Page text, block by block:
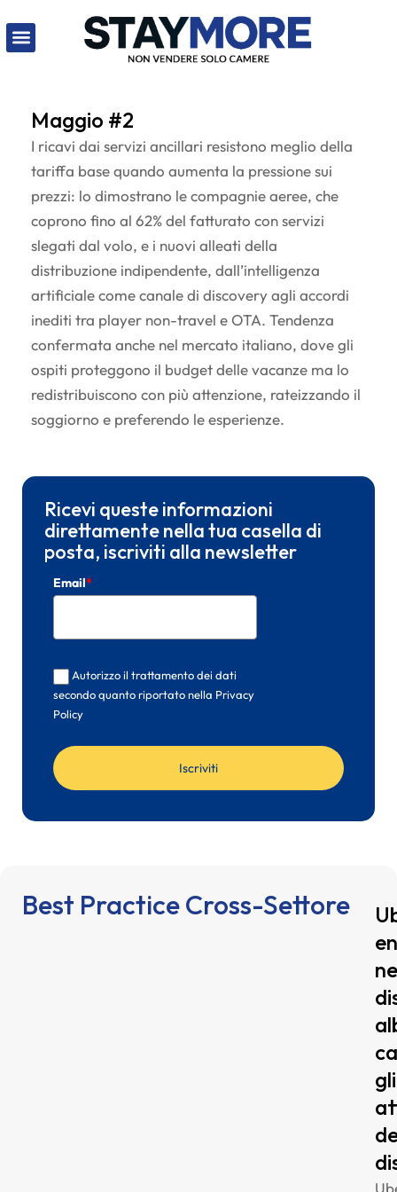
Maggio #2
I ricavi dai servizi ancillari resistono meglio della
tariffa base quando aumenta la pressione sui
prezzi: lo dimostrano le compagnie aeree, che
coprono fino al 62% del fatturato con servizi
slegati dal volo, e i nuovi alleati della
distribuzione indipendente, dall’intelligenza
artificiale come canale di discovery agli accordi
inediti tra player non-travel e OTA. Tendenza
confermata anche nel mercato italiano, dove gli
ospiti proteggono il budget delle vacanze ma lo
redistribuiscono con più attenzione, rateizzando il
soggiorno e preferendo le esperienze.
Ricevi queste informazioni
direttamente nella tua casella di
posta, iscriviti alla newsletter
Email*
Autorizzo il trattamento dei dati
secondo quanto riportato nella Privacy
Policy
Iscriviti
Best Practice Cross-Settore
gli